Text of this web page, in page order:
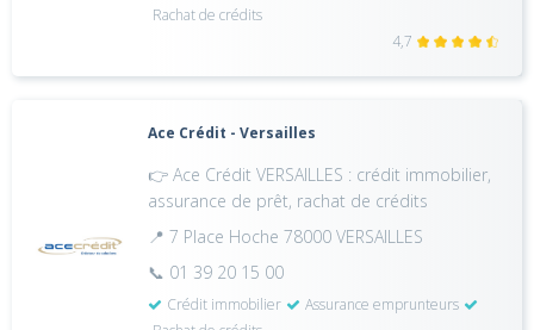
Rachat de crédits
4,7
Ace Crédit - Versailles
👉 Ace Crédit VERSAILLES : crédit immobilier,
assurance de prêt, rachat de crédits
📍 7 Place Hoche 78000 VERSAILLES
📞 01 39 20 15 00
Crédit immobilier
Assurance emprunteurs